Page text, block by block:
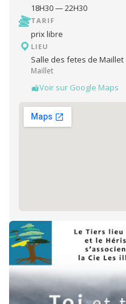
18H30 — 22H30
TARIF
prix libre
LIEU
Salle des fetes de Maillet
Maillet
Voir sur Google Maps